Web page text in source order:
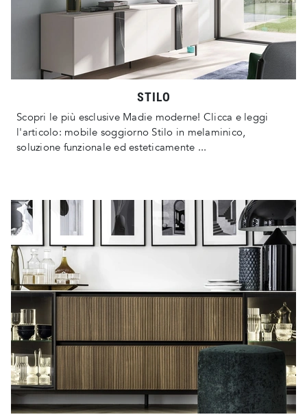
STILO
Scopri le più esclusive Madie moderne! Clicca e leggi
l'articolo: mobile soggiorno Stilo in melaminico,
soluzione funzionale ed esteticamente ...